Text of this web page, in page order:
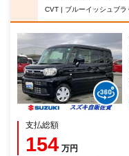
CVT | ブルーイッシュブラ
支払総額
154 万円